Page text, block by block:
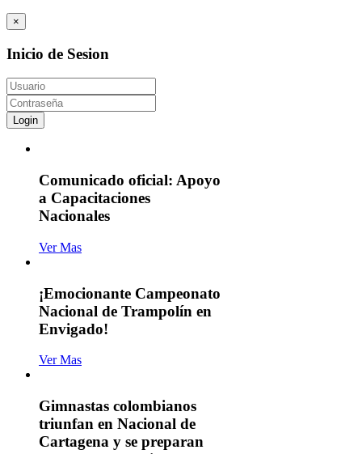
×
Inicio de Sesion
Login
Comunicado oficial: Apoyo
a Capacitaciones
Nacionales
Ver Mas
¡Emocionante Campeonato
Nacional de Trampolín en
Envigado!
Ver Mas
Gimnastas colombianos
triunfan en Nacional de
Cartagena y se preparan